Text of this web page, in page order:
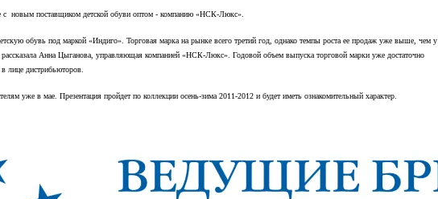
с новым поставщиком детской обуви оптом - компанию «НСК-Люкс».
обувь под маркой «Индиго». Торговая марка на рынке всего третий год, однако темпы роста ее продаж уже выше, чем у
Анна Цыганова, управляющая компанией «НСК-Люкс». Годовой объем выпуска торговой марки уже достаточно
лице дистрибьюторов.
уже в мае. Презентация пройдет по коллекции осень-зима 2011-2012 и будет иметь ознакомительный характер.